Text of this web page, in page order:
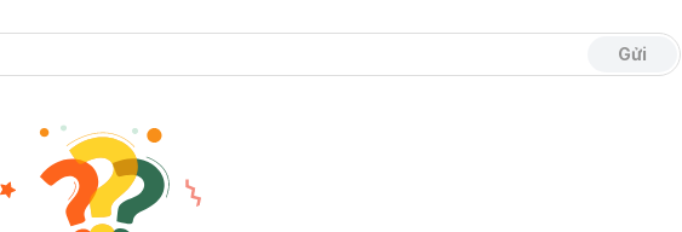
làm bằng chất liệu cao cấp, với đế bằng TPR mềm mại, cao 3 phân được xẻ rãnh
hồ chạy nhảy suốt cả ngày. Quai chắc chắn giúp bé dễ dàng mang vào và không bị
bé có thể sử dụng được lâu dài hơn.
khiến các bé cảm thấy thích thú khi mang.
thích hợp cho các bé gái mang trong các dịp đi chơi, lễ tết cùng cha mẹ, đem đến sự tự
Gửi